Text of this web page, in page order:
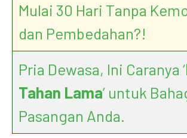
Mulai 30 Hari Tanpa
dan Pembedahan?!
Pria Dewasa, Ini Caranya ‘
Tahan Lama’ untuk
Pasangan Anda.